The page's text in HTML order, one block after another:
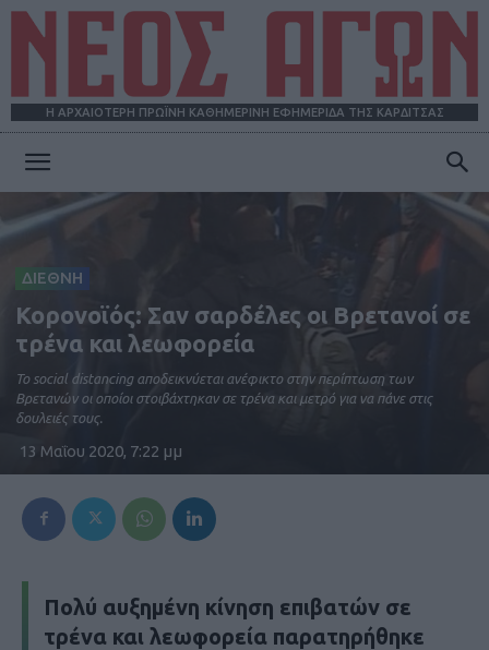
Η ΑΡΧΑΙΟΤΕΡΗ ΠΡΩΪΝΗ ΚΑΘΗΜΕΡΙΝΗ ΕΦΗΜΕΡΙΔΑ ΤΗΣ ΚΑΡΔΙΤΣΑΣ
ΔΙΕΘΝΗ
Κορονοϊός: Σαν σαρδέλες οι Βρετανοί σε
τρένα και λεωφορεία
Το social distancing αποδεικνύεται ανέφικτο στην περίπτωση των
Βρετανών οι οποίοι στοιβάχτηκαν σε τρένα και μετρό για να πάνε στις
δουλειές τους.
13 Μαΐου 2020, 7:22 μμ
Πολύ αυξημένη κίνηση επιβατών σε
τρένα και λεωφορεία παρατηρήθηκε